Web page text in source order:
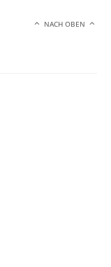
NACH OBEN